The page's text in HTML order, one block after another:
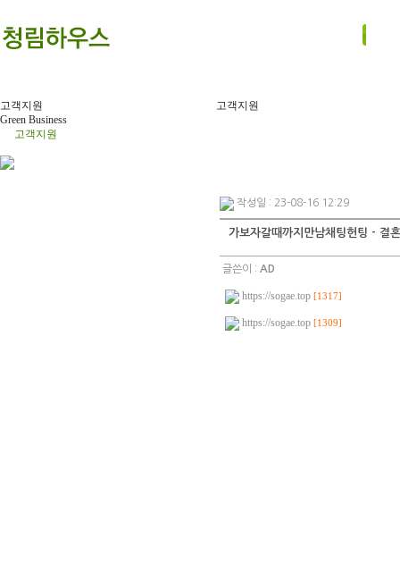
고객지원
Green Business
고객지원
고객지원
작성일 : 23-08-16 12:29
가보자갈때까지만남채팅헌팅 - 결
글쓴이 : AD
https://sogae.top [1317]
https://sogae.top [1309]